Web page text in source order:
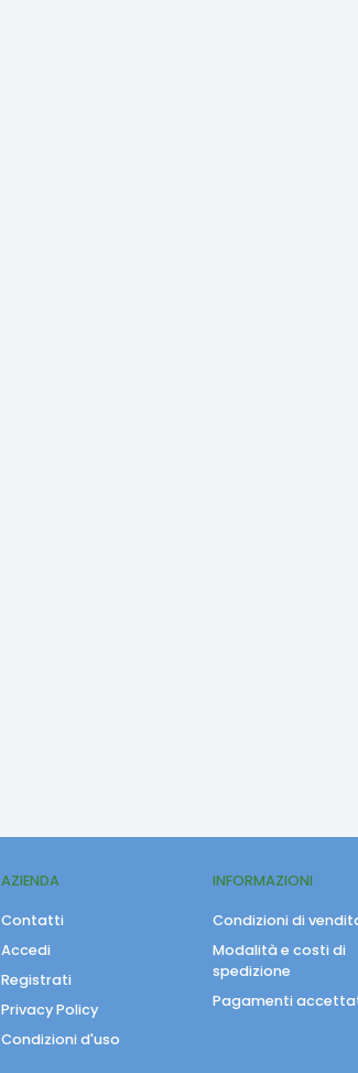
AZIENDA
Contatti
Accedi
Registrati
Privacy Policy
Condizioni d'uso
INFORMAZIONI
Condizioni di
Modalità e costi di
spedizione
Pagamenti